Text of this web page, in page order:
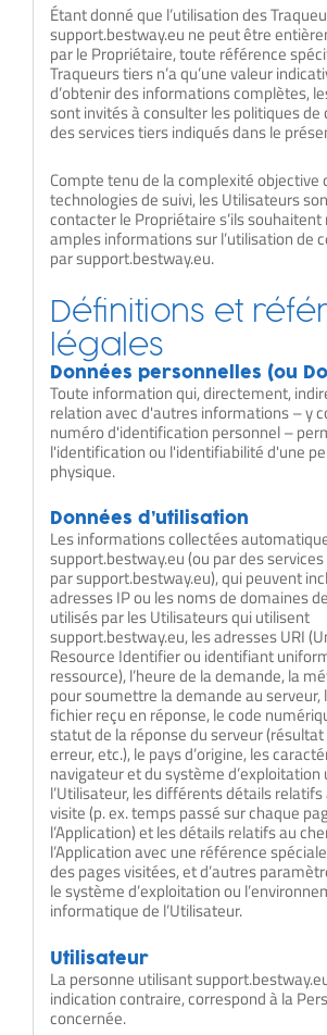
Étant donné que l’utilisation des
support.bestway.eu ne peut être
par le Propriétaire, toute référence
Traqueurs tiers n’a qu’une valeur
d’obtenir des informations complètes,
sont invités à consulter les politiques
des services tiers indiqués dans le
Compte tenu de la complexité objective
technologies de suivi, les Utilisateurs
contacter le Propriétaire s’ils
amples informations sur l’utilisation de
par support.bestway.eu.
Définitions et
légales
Données personnelles (ou
Toute information qui, directement,
relation avec d'autres informations – y
numéro d'identification personnel –
l'identification ou l'identifiabilité d'une
physique.
Données d’utilisation
Les informations collectées
support.bestway.eu (ou par des
par support.bestway.eu), qui peuvent
adresses IP ou les noms de domaines
utilisés par les Utilisateurs qui utilisent
support.bestway.eu, les adresses URI
Resource Identifier ou identifiant
ressource), l’heure de la demande, la
pour soumettre la demande au serveur,
fichier reçu en réponse, le code
statut de la réponse du serveur
erreur, etc.), le pays d’origine, les
navigateur et du système d’exploitation
l’Utilisateur, les différents détails
visite (p. ex. temps passé sur chaque
l’Application) et les détails relatifs au
l’Application avec une référence
des pages visitées, et d’autres
le système d’exploitation ou
informatique de l’Utilisateur.
Utilisateur
La personne utilisant
indication contraire, correspond à la
concernée.